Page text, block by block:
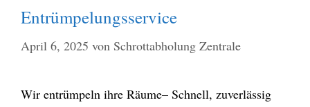
Entrümpelungsservice
April 6, 2025 von Schrottabholung Zentrale
Wir entrümpeln ihre Räume– Schnell, zuverlässig